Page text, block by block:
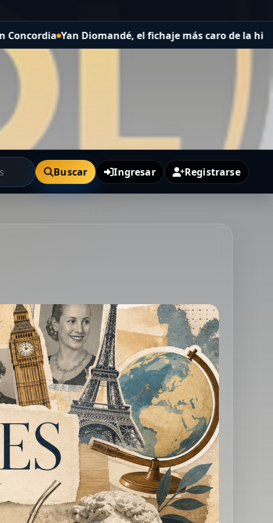
Yan Diomandé, el fichaje más caro de la historia de
Buscar Ingresar Registrarse